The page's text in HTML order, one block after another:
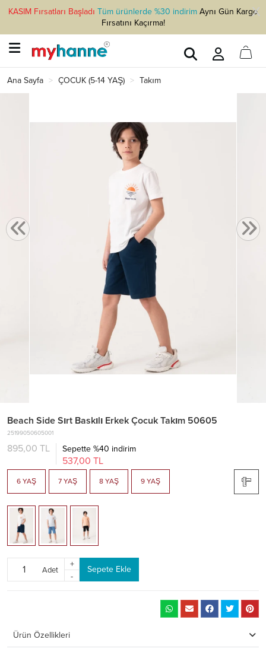
KASIM Fırsatları Başladı Tüm ürünlerde %30 indirimAynı Gün Kargo
Fırsatını Kaçırma!
Ana Sayfa ÇOCUK (5-14 YAŞ) Takım
Beach Side Sırt Baskılı Erkek Çocuk Takım 50605
25199050605001
895,00 TL Sepette %40 indirim
537,00 TL
6 YAŞ 7 YAŞ 8 YAŞ 9 YAŞ
Adet
+
-
Sepete Ekle
Ürün Özellikleri